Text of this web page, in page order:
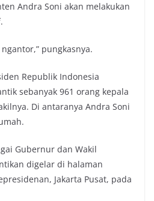
Andra Soni akan melakukan
pungkasnya.
Republik Indonesia
sebanyak 961 orang kepala
Di antaranya Andra Soni
Gubernur dan Wakil
digelar di halaman
Jakarta Pusat, pada